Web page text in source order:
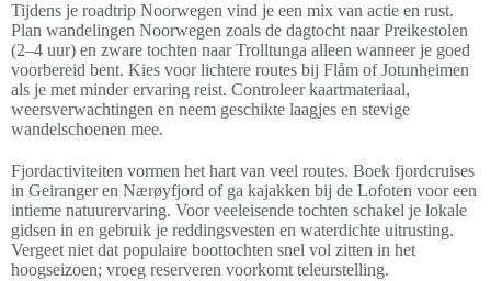
Tijdens je roadtrip Noorwegen vind je een mix van actie en rust.
Plan wandelingen Noorwegen zoals de dagtocht naar Preikestolen
(2–4 uur) en zware tochten naar Trolltunga alleen wanneer je goed
voorbereid bent. Kies voor lichtere routes bij Flåm of Jotunheimen
als je met minder ervaring reist. Controleer kaartmateriaal,
weersverwachtingen en neem geschikte laagjes en stevige
wandelschoenen mee.
Fjordactiviteiten vormen het hart van veel routes. Boek fjordcruises
in Geiranger en Nærøyfjord of ga kajakken bij de Lofoten voor een
intieme natuurervaring. Voor veeleisende tochten schakel je lokale
gidsen in en gebruik je reddingsvesten en waterdichte uitrusting.
Vergeet niet dat populaire boottochten snel vol zitten in het
hoogseizoen; vroeg reserveren voorkomt teleurstelling.